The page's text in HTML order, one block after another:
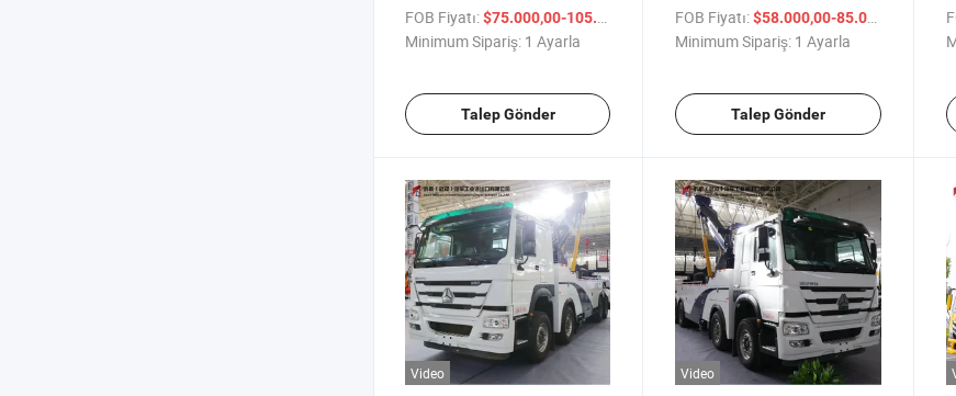
Çekici
FOB Fiyatı:$75.000,00-105.000,00
/ Ayarla
Minimum Sipariş: 1 Ayarla
Talep Gönder
FOB Fiyatı: $58.000,00-85.000,00
/
Minimum Sipariş: 1 Ayarla
Talep Gönder
Video Video